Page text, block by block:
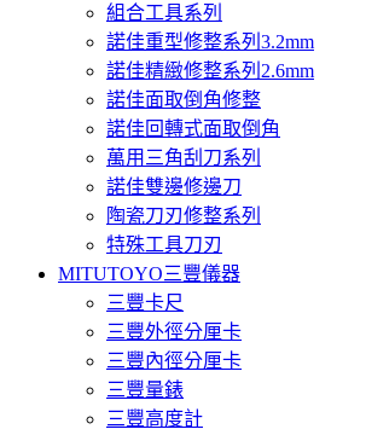
組合工具系列
諾佳重型修整系列3.2mm
諾佳精緻修整系列2.6mm
諾佳面取倒角修整
諾佳回轉式面取倒角
萬用三角刮刀系列
諾佳雙邊修邊刀
陶瓷刀刃修整系列
特殊工具刀刃
MITUTOYO三豐儀器
三豐卡尺
三豐外徑分厘卡
三豐內徑分厘卡
三豐量錶
三豐高度計